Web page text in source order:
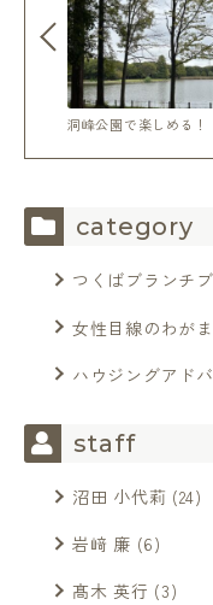
洞峰公園で楽しめる！
category
つくばブランチ
女性目線のわが
ハウジングアド
staff
沼田 小代莉 (24)
岩﨑 廉 (6)
髙木 英行 (3)